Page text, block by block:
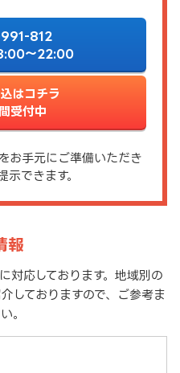
812
～22:00
はコチラ
受付中
お手元にご準備いただき
できます。
報
対応しております。地域別の
しておりますので、ご参考ま
。